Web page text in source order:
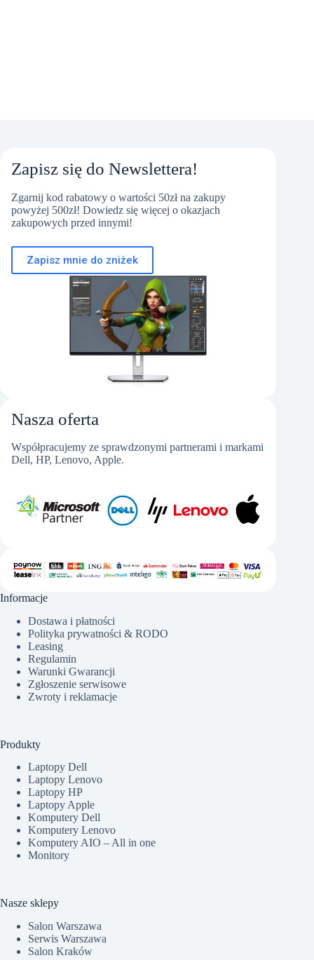
Zapisz się do Newslettera!
Zgarnij kod rabatowy o wartości 50zł na zakupy
powyżej 500zł! Dowiedz się więcej o okazjach
zakupowych przed innymi!
Zapisz mnie do zniżek
Nasza oferta
Współpracujemy ze sprawdzonymi partnerami i markami
Dell, HP, Lenovo, Apple.
Informacje
Dostawa i płatności
Polityka prywatności & RODO
Leasing
Regulamin
Warunki Gwarancji
Zgłoszenie serwisowe
Zwroty i reklamacje
Produkty
Laptopy Dell
Laptopy Lenovo
Laptopy HP
Laptopy Apple
Komputery Dell
Komputery Lenovo
Komputery AIO – All in one
Monitory
Nasze sklepy
Salon Warszawa
Serwis Warszawa
Salon Kraków